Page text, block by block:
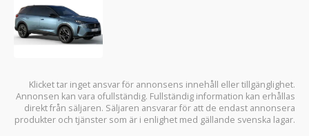
Klicket tar inget ansvar för annonsens innehåll eller tillgänglighet.
Annonsen kan vara ofullständig. Fullständig information kan erhållas
direkt från säljaren. Säljaren ansvarar för att de endast annonsera
produkter och tjänster som är i enlighet med gällande svenska lagar.